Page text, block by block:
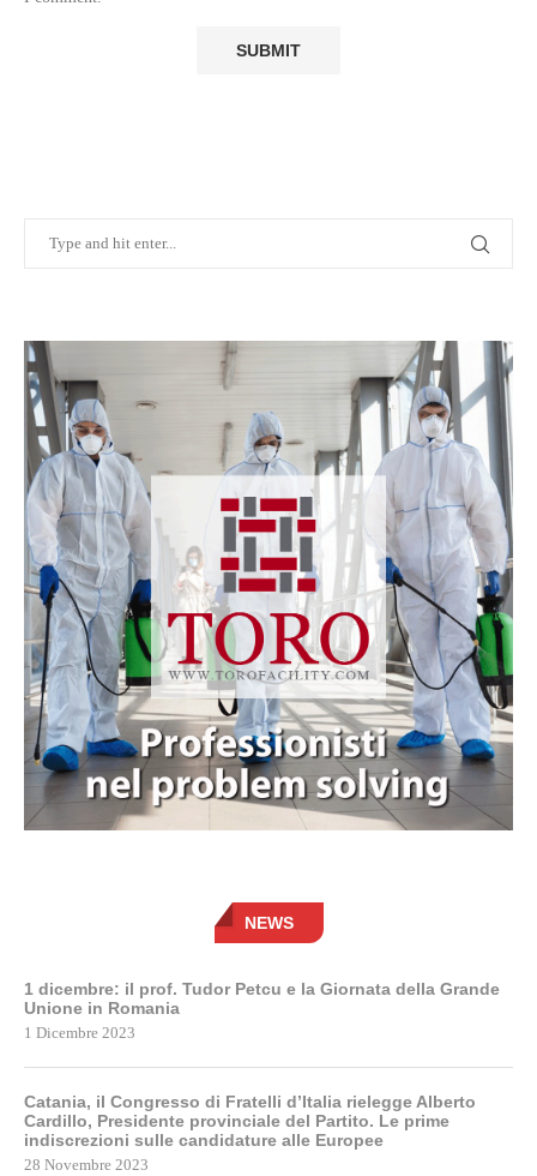
NEWS
1 dicembre: il prof. Tudor Petcu e la Giornata della Grande
Unione in Romania
1 Dicembre 2023
Catania, il Congresso di Fratelli d’Italia rielegge Alberto
Cardillo, Presidente provinciale del Partito. Le prime
indiscrezioni sulle candidature alle Europee
28 Novembre 2023